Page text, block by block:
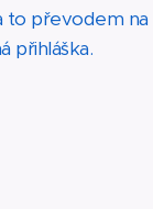
to převodem na
přihláška.